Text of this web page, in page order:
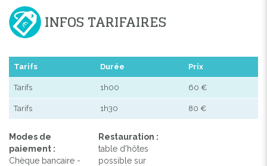
INFOS TARIFAIRES
Tarifs Durée Prix
Tarifs 1h00 60 €
Tarifs 1h30 80 €
Modes de
paiement :
Chèque bancaire -
Restauration :
table d'hôtes
possible sur